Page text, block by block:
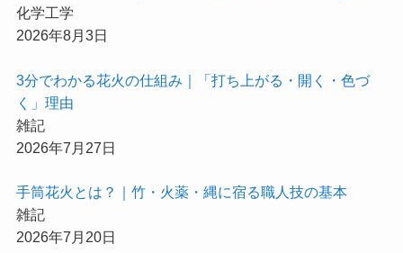
化学工学
2026年8月3日
3分でわかる花火の仕組み｜「打ち上がる・開く・色づ
く」理由
雑記
2026年7月27日
手筒花火とは？｜竹・火薬・縄に宿る職人技の基本
雑記
2026年7月20日